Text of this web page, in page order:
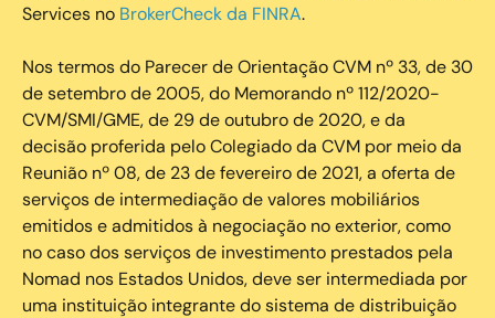
Services no BrokerCheck da FINRA.
Nos termos do Parecer de Orientação CVM nº 33, de 30
de setembro de 2005, do Memorando nº 112/2020-
CVM/SMI/GME, de 29 de outubro de 2020, e da
decisão proferida pelo Colegiado da CVM por meio da
Reunião nº 08, de 23 de fevereiro de 2021, a oferta de
serviços de intermediação de valores mobiliários
emitidos e admitidos à negociação no exterior, como
no caso dos serviços de investimento prestados pela
Nomad nos Estados Unidos, deve ser intermediada por
uma instituição integrante do sistema de distribuição